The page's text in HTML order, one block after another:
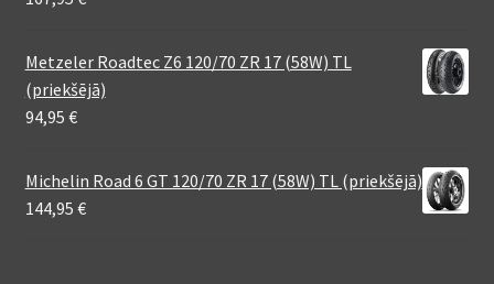
Metzeler Roadtec Z6 120/70 ZR 17 (58W) TL
(priekšējā)
94,95 €
Michelin Road 6 GT 120/70 ZR 17 (58W) TL (priekšējā)
144,95 €